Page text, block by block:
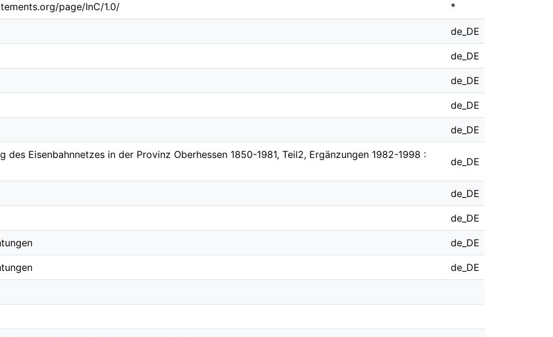
page/InC/1.0/ *
de_DE
de_DE
de_DE
de_DE
de_DE
des Eisenbahnnetzes in der Provinz Oberhessen 1850-1981, Teil2, Ergänzungen 1982-1998 :
de_DE
de_DE
de_DE
de_DE
de_DE